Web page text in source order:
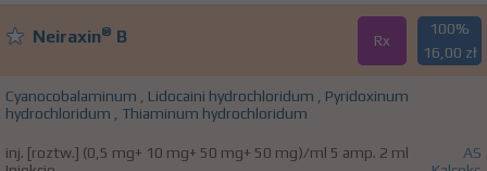
Neiraxin® B Rx
100%
16,00 zł
Cyanocobalaminum , Lidocaini hydrochloridum , Pyridoxinum
hydrochloridum , Thiaminum hydrochloridum
inj. [roztw.] (0,5 mg+ 10 mg+ 50 mg+ 50 mg)/ml 5 amp. 2 ml
AS